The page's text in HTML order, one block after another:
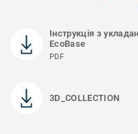
Інструкція з
EcoBase
PDF
3D_COLLECTION